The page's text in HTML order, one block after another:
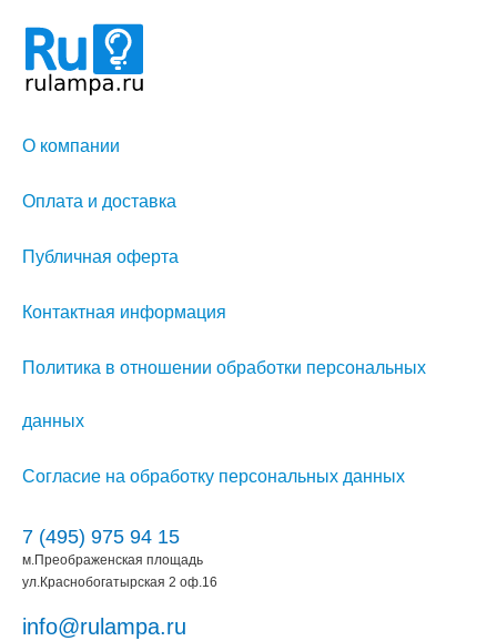
О компании
Оплата и доставка
Публичная оферта
Контактная информация
Политика в отношении обработки персональных
данных
Согласие на обработку персональных данных
7 (495) 975 94 15
м.Преображенская площадь
ул.Краснобогатырская 2 оф.16
info@rulampa.ru